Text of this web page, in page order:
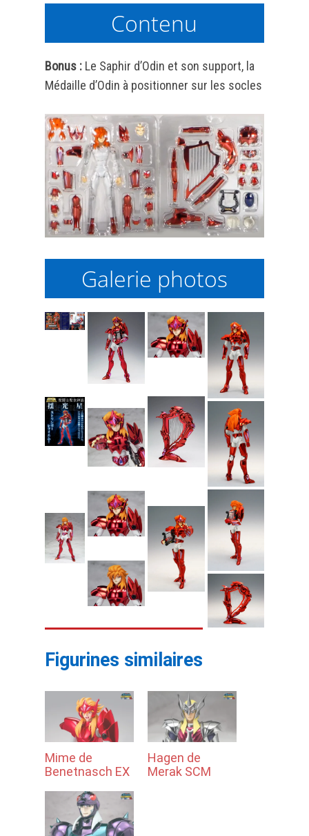
Contenu
Bonus :Le Saphir d’Odin et son support, la
Médaille d’Odin à positionner sur les socles
Galerie photos
Figurines similaires
Mime de
Benetnasch EX
Hagen de
Merak SCM